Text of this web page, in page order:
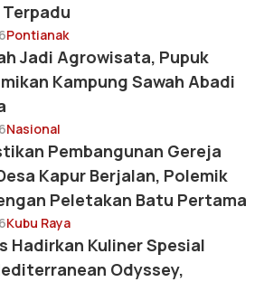
Pontianak
Jadi Agrowisata, Pupuk
Kampung Sawah Abadi
Nasional
Pembangunan Gereja
Kapur Berjalan, Polemik
Peletakan Batu Pertama
Kubu Raya
Hadirkan Kuliner Spesial
Odyssey,